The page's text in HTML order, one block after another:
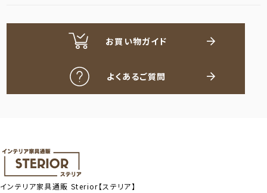
お買い物ガイド
よくあるご質問
インテリア家具通販Sterior【ステリア】